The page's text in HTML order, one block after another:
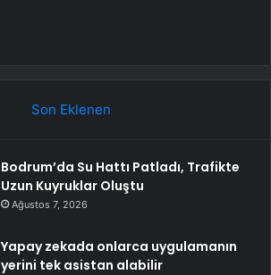
Son Eklenen
Bodrum’da Su Hattı Patladı, Trafikte
Uzun Kuyruklar Oluştu
Ağustos 7, 2026
Yapay zekada onlarca uygulamanın
yerini tek asistan alabilir